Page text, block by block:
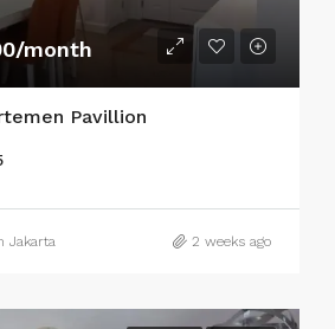
month
Pavillion
Jakarta 2 weeks ago